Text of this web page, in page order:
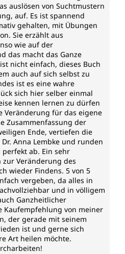
auslösen von Suchtmustern
auf. Es ist spannend
gehalten, mit Übungen
Sie erzählt aus
wie auf der
das macht das Ganze
nicht einfach, dieses Buch
auch auf sich selbst zu
ist es eine wahre
sich hier selber einmal
kennen lernen zu dürfen
Veränderung für das eigene
Zusammenfassung der
Ende, vertiefen die
Anna Lembke und runden
ab. Ein sehr
Veränderung des
wieder Findens. 5 von 5
vergeben, da alles in
und in völligem
Ganzheitlicher
Kaufempfehlung von meiner
der gerade mit seinem
ist und gerne sich
Art heilen möchte.